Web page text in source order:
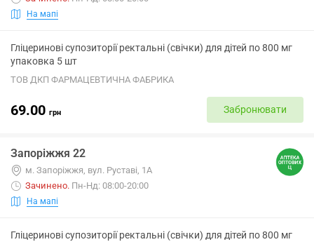
На мапі
Гліцеринові супозиторії ректальні (свічки) для дітей по 800 мг
упаковка 5 шт
ТОВ ДКП ФАРМАЦЕВТИЧНА ФАБРИКА
69.00 грн Забронювати
Запоріжжя 22
м. Запоріжжя, вул. Руставі, 1А
Зачинено. Пн-Нд: 08:00-20:00
На мапі
Гліцеринові супозиторії ректальні (свічки) для дітей по 800 мг